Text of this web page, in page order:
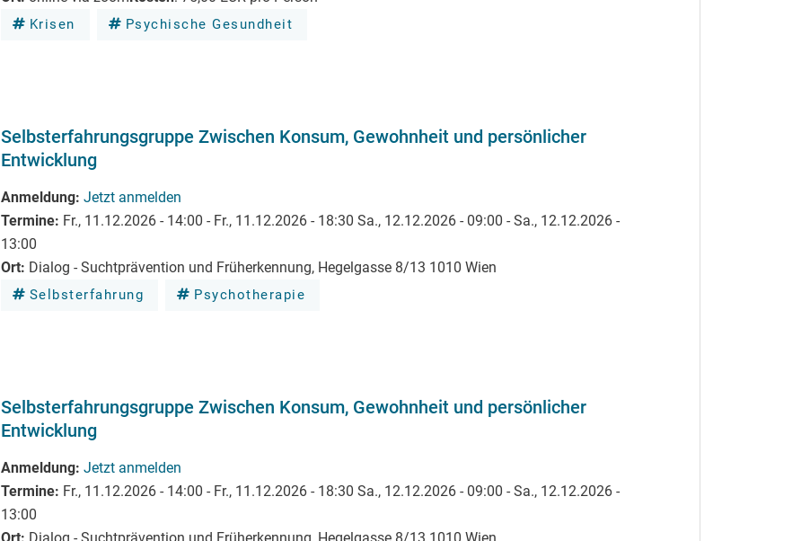
Krisen Psychische Gesundheit
Selbsterfahrungsgruppe Zwischen Konsum, Gewohnheit und persönlicher
Entwicklung
Anmeldung Jetzt anmelden
Termine Fr., 11.12.2026 - 14:00 - Fr., 11.12.2026 - 18:30 Sa., 12.12.2026 - 09:00 - Sa., 12.12.2026 -
13:00
Ort Dialog - Suchtprävention und Früherkennung, Hegelgasse 8/13 1010 Wien
Selbsterfahrung Psychotherapie
Selbsterfahrungsgruppe Zwischen Konsum, Gewohnheit und persönlicher
Entwicklung
Anmeldung Jetzt anmelden
Termine Fr., 11.12.2026 - 14:00 - Fr., 11.12.2026 - 18:30 Sa., 12.12.2026 - 09:00 - Sa., 12.12.2026 -
13:00